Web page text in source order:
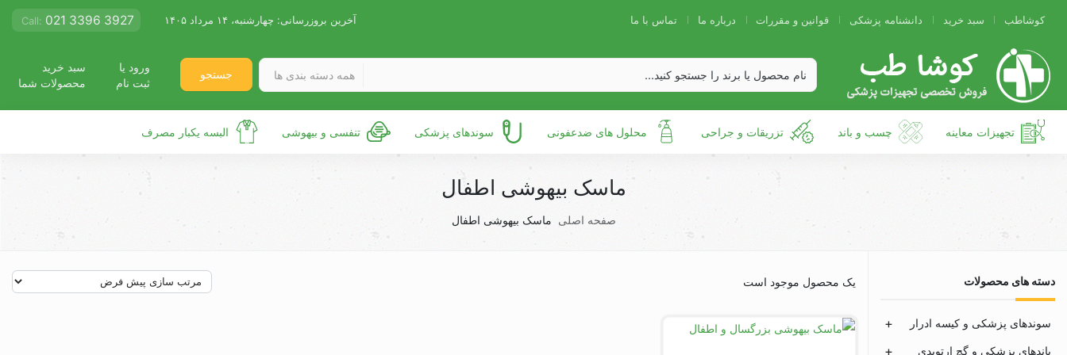
کوشاطب سبد خرید دانشنامه پزشکی قوانین و مقررات درباره ما تماس با ما آخرین بروزرسانی: چهارشنبه، ۱۴ مرداد ۱۴۰۵ Call: 021 3396 3927
همه دسته بندی ها جستجو
ورود یا
ثبت نام
سبد خرید
محصولات شما
تجهیزات معاینه چسب و باند تزریقات و جراحی محلول های ضدعفونی سوندهای پزشکی تنفسی و بیهوشی البسه یکبار مصرف
ماسک بیهوشی اطفال
صفحه اصلی ماسک بیهوشی اطفال
دسته های محصولات
سوندهای پزشکی و کیسه ادرار
باندهای پزشکی و گچ ارتوپدی
یک محصول موجود است